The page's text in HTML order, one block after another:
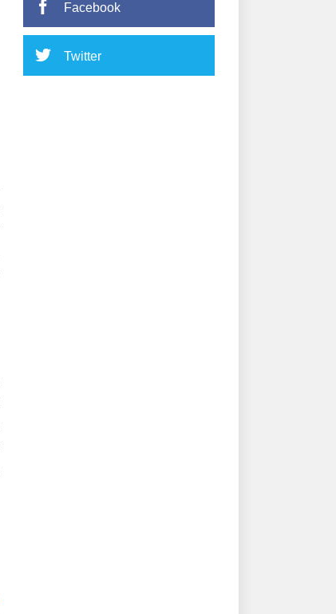
Facebook
Twitter